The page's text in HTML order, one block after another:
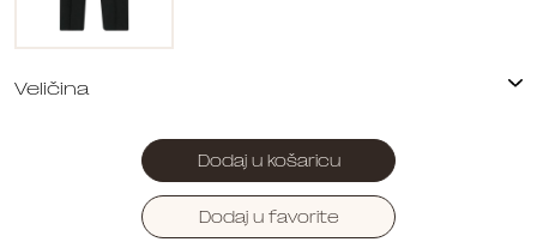
Dodaj u košaricu
Dodaj u favorite